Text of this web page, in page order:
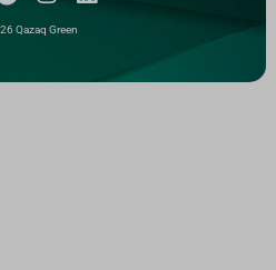
Qazaq Green